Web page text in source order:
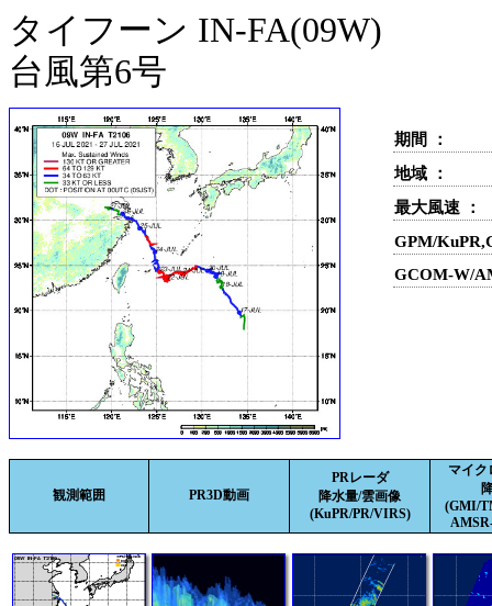
タイフーン IN-FA(09W)
台風第6号
期間 ：
地域 ：
最大風速 ：
GPM/
GCOM-W/
観測範囲 PR3D動画
PRレーダ
降水量/雲画像
(KuPR/PR/VIRS)
マイク
(GMI/